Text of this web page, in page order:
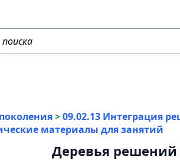
>09.02.13 Интеграция
материалы для занятий
Деревья